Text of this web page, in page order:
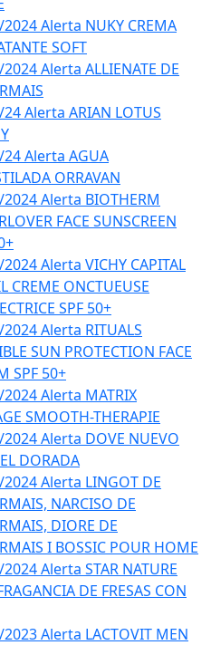
Alerta NUKY CREMA
SOFT
Alerta ALLIENATE DE
Alerta ARIAN LOTUS
Alerta AGUA
ORRAVAN
Alerta BIOTHERM
FACE SUNSCREEN
Alerta VICHY CAPITAL
CREME ONCTUEUSE
SPF 50+
Alerta RITUALS
SUN PROTECTION FACE
SPF 50+
Alerta MATRIX
SMOOTH-THERAPIE
Alerta DOVE NUEVO
DORADA
Alerta LINGOT DE
NARCISO DE
DIORE DE
I BOSSIC POUR HOME
Alerta STAR NATURE
DE FRESAS CON
Alerta LACTOVIT MEN